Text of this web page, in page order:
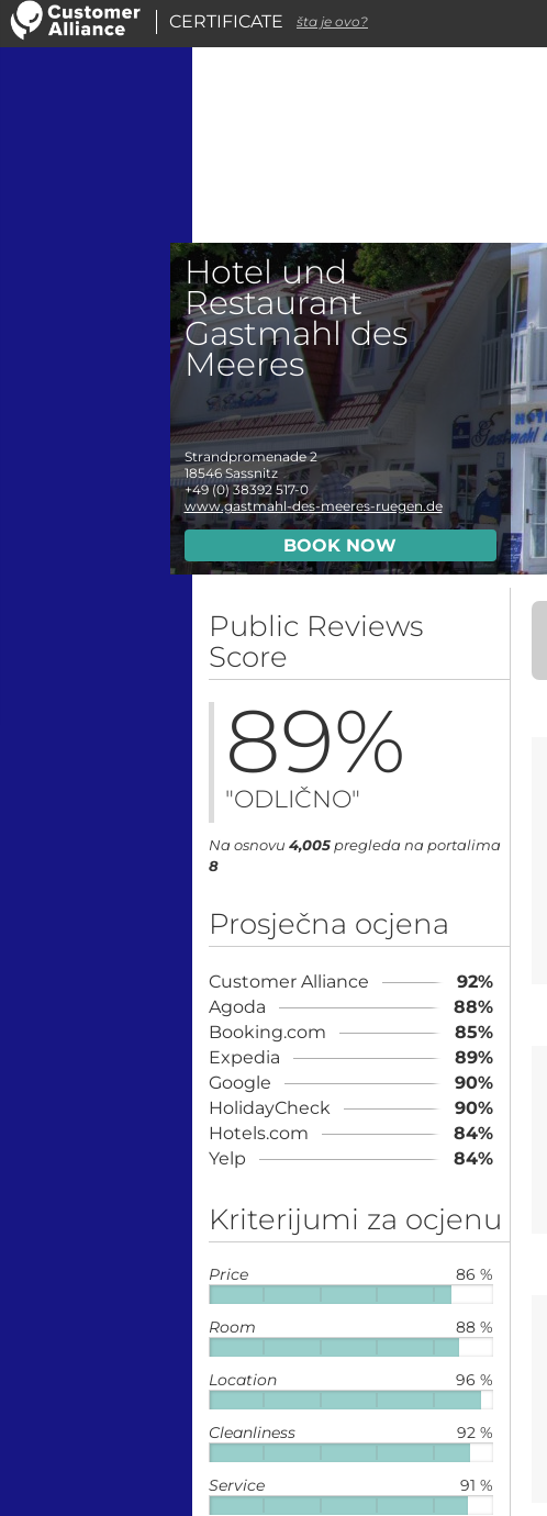
Hotel und
Restaurant
Gastmahl des
Meeres
Strandpromenade 2
18546 Sassnitz
+49 (0) 38392 517-0
www.gastmahl-des-meeres-ruegen.de
BOOK NOW
Public Reviews
Score
89%
"ODLIČNO"
Na osnovu 4,005pregleda na portalima
8
Prosječna ocjena
Customer Alliance
92%
Agoda
88%
Booking.com
85%
Expedia
89%
Google
90%
HolidayCheck
90%
Hotels.com
84%
Yelp
84%
Kriterijumi za ocjenu
86 %
Price
88 %
Room
96 %
Location
92 %
Cleanliness
91 %
Service
CERTIFICATE šta je ovo?